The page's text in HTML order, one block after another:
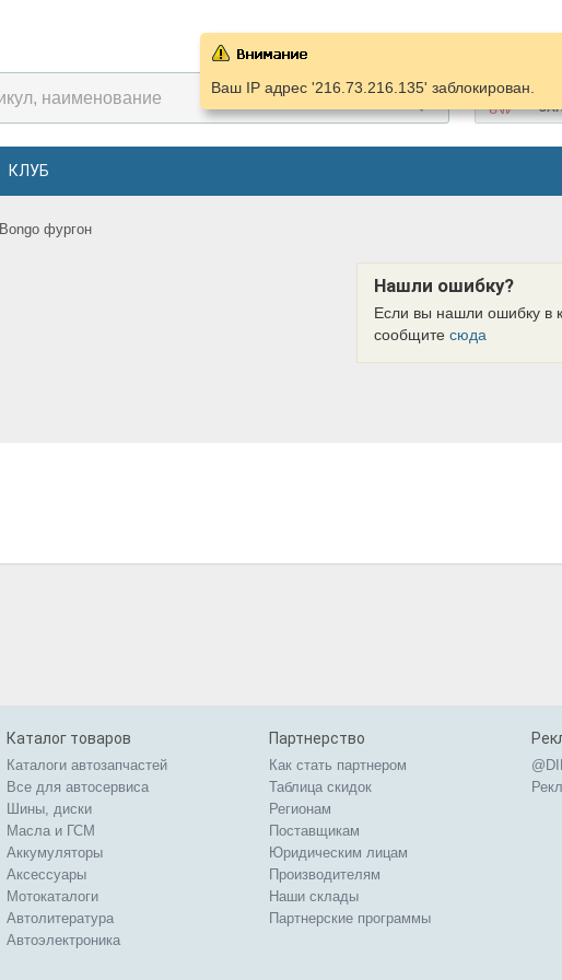
КЛУБ
Bongo фургон
Ваш IP адрес '216.73.216.135' заблокирован.
Нашли ошибку?
Если вы нашли ошибку в
сообщите сюда
Каталог товаров
Каталоги автозапчастей
Все для автосервиса
Шины, диски
Масла и ГСМ
Аккумуляторы
Аксессуары
Мотокаталоги
Автолитература
Автоэлектроника
Партнерство
Как стать партнером
Таблица скидок
Регионам
Поставщикам
Юридическим лицам
Производителям
Наши склады
Партнерские программы